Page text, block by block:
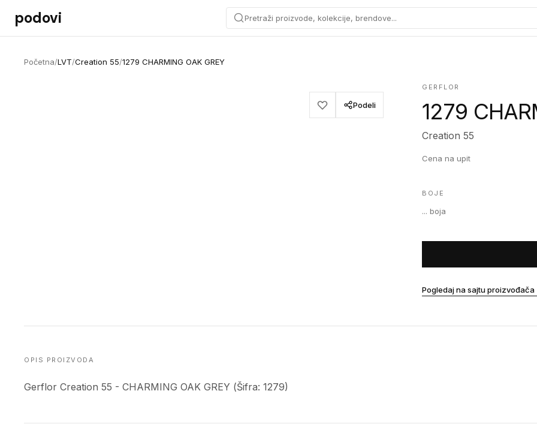
Preskoči na sadržaj
podovi Pretraži proizvode, kolekcije, brendove...
Početna/LVT/Creation 55/1279 CHARMING OAK GREY
Podeli
GERFLOR
1279
Creation 55
Cena na upit
BOJE
... boja
Pogledaj na sajtu proizvođača
OPIS PROIZVODA
Gerflor Creation 55 - CHARMING OAK GREY (Šifra: 1279)